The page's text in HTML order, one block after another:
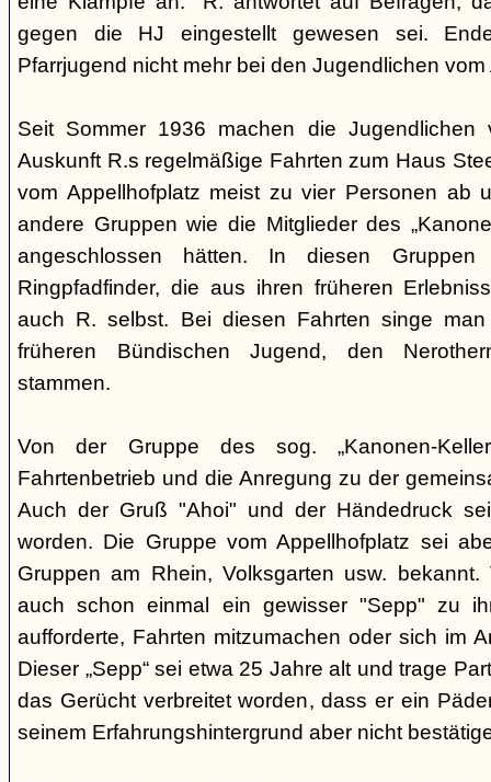
gegen die HJ eingestellt gewesen sei.
Pfarrjugend nicht mehr bei den Jugendlichen
Seit Sommer 1936 machen die Jugendlichen
Auskunft R.s regelmäßige Fahrten zum Haus
vom Appellhofplatz meist zu vier Personen ab
andere Gruppen wie die Mitglieder des
angeschlossen hätten. In diesen
Ringpfadfinder, die aus ihren früheren
auch R. selbst. Bei diesen Fahrten singe
früheren Bündischen Jugend, den
stammen.
Von der Gruppe des sog. „Kanonen-
Fahrtenbetrieb und die Anregung zu der
Auch der Gruß "Ahoi" und der Händedruck
worden. Die Gruppe vom Appellhofplatz sei
Gruppen am Rhein, Volksgarten usw.
auch schon einmal ein gewisser "Sepp" zu
aufforderte, Fahrten mitzumachen oder sich im
Dieser „Sepp“ sei etwa 25 Jahre alt und trage
das Gerücht verbreitet worden, dass er ein
seinem Erfahrungshintergrund aber nicht